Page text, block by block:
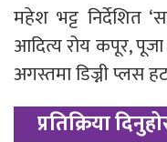
महेश भट्ट निर्देशित
आदित्य रोय कपूर,
अगस्तमा डिज्नी प्लस
प्रतिक्रिया